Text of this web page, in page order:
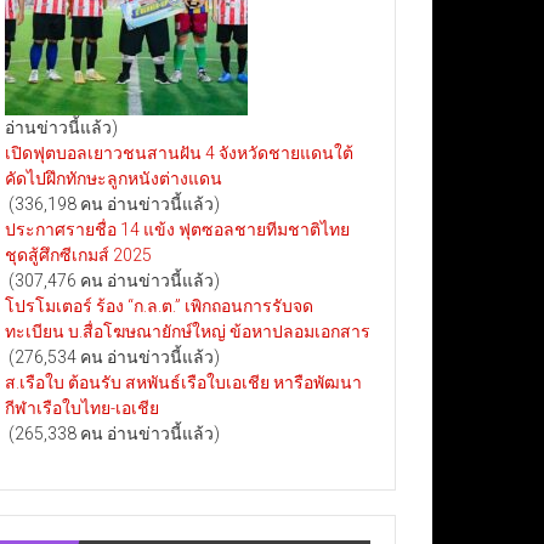
อ่านข่าวนี้แล้ว)
เปิดฟุตบอลเยาวชนสานฝัน 4 จังหวัดชายแดนใต้
คัดไปฝึกทักษะลูกหนังต่างแดน
(336,198 คน อ่านข่าวนี้แล้ว)
ประกาศรายชื่อ 14 แข้ง ฟุตซอลชายทีมชาติไทย
ชุดสู้ศึกซีเกมส์ 2025
(307,476 คน อ่านข่าวนี้แล้ว)
โปรโมเตอร์ ร้อง “ก.ล.ต.” เพิกถอนการรับจด
ทะเบียน บ.สื่อโฆษณายักษ์ใหญ่ ข้อหาปลอมเอกสาร
(276,534 คน อ่านข่าวนี้แล้ว)
ส.เรือใบ ต้อนรับ สหพันธ์เรือใบเอเชีย หารือพัฒนา
กีฬาเรือใบไทย-เอเชีย
(265,338 คน อ่านข่าวนี้แล้ว)